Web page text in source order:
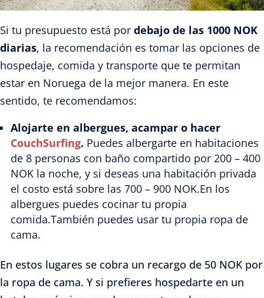
Si tu presupuesto está por debajo de las 1000 NOK
diarias, la recomendación es tomar las opciones de
hospedaje, comida y transporte que te permitan
estar en Noruega de la mejor manera. En este
sentido, te recomendamos:
Alojarte en albergues, acampar o hacer
CouchSurfing. Puedes albergarte en habitaciones
de 8 personas con baño compartido por 200 – 400
NOK la noche, y si deseas una habitación privada
el costo está sobre las 700 – 900 NOK.En los
albergues puedes cocinar tu propia
comida.También puedes usar tu propia ropa de
cama.
En estos lugares se cobra un recargo de 50 NOK por
la ropa de cama. Y si prefieres hospedarte en un